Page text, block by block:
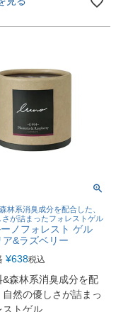
林系消臭成分を配合した、
さが詰まったフォレストゲル
ノフォレスト ゲル
ア&ラズベリー
¥638税込
&森林系消臭成分を配
然の優しさが詰まっ
ストゲル